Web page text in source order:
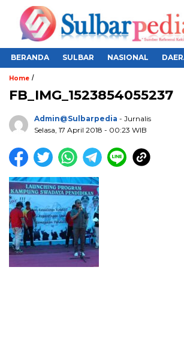
BERANDA SULBAR NASIONAL
Home /
FB_IMG_1523854055237
Admin@sulbarpedia - Jurnalis
Selasa, 17 April 2018 - 00:23 WIB